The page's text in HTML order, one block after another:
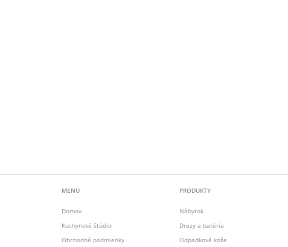
MENU
Domov
Kuchynské štúdio
Obchodné podmienky
PRODUKTY
Nábytok
Drezy a batéria
Odpadkové koše